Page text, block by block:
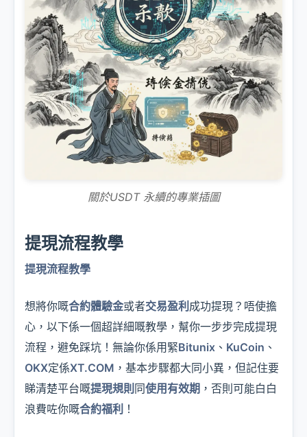
關於USDT 永續的專業插圖
提現流程教學
提現流程教學
想將你嘅合約體驗金或者交易盈利 成功提現？唔使擔
心，以下係一個超詳細嘅教學，幫你一步步完成提現
流程，避免踩坑！無論你係用緊Bitunix 、 KuCoin 、
OKX定係XT.COM ，基本步驟都大同小異，但記住要
睇清楚平台嘅提現規則 同使用有效期 ，否則可能白白
浪費咗你嘅合約福利 ！